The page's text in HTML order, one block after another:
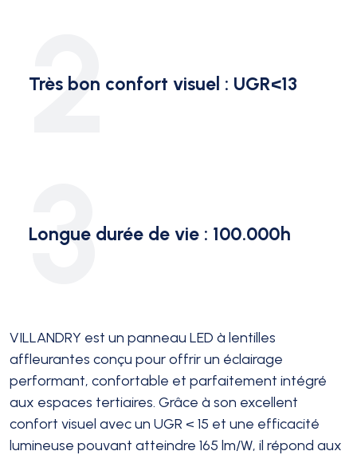
2
Très bon confort visuel : UGR<13
3
Longue durée de vie : 100.000h
VILLANDRY est un panneau LED à lentilles
affleurantes conçu pour offrir un éclairage
performant, confortable et parfaitement intégré
aux espaces tertiaires. Grâce à son excellent
confort visuel avec un UGR < 15 et une efficacité
lumineuse pouvant atteindre 165 lm/W, il répond aux